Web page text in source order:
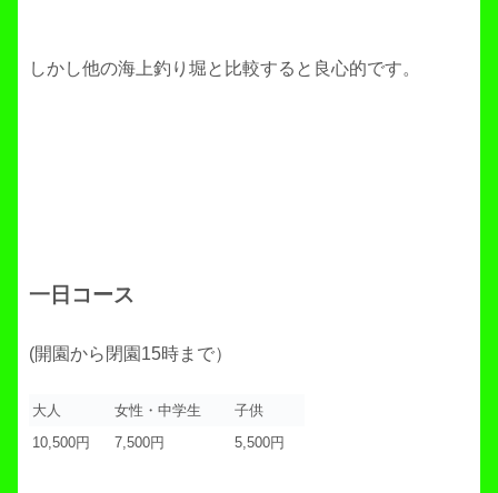
しかし他の海上釣り堀と比較すると良心的です。
一日コース
(開園から閉園15時まで）
大人 女性・中学生
子供
10,500円
7,500円 5,500円